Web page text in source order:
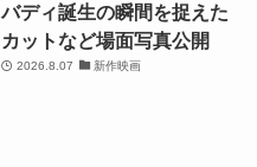
バディ誕生の瞬間を捉えた
カットなど場面写真公開
2026.8.07 新作映画